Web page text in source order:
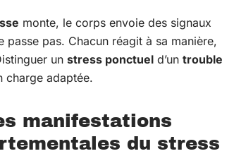
monte, le corps envoie des signaux
pas. Chacun réagit à sa manière,
un stress ponctuel d’un trouble
charge adaptée.
manifestations
du stress